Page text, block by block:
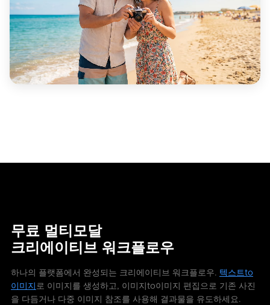
무료 멀티모달
크리에이티브 워크플로우
하나의 플랫폼에서 완성되는 크리에이티브 워크플로우. 텍스트to
이미지 로 이미지를 생성하고, 이미지to이미지 편집으로 기존 사진
을 다듬거나 다중 이미지 참조를 사용해 결과물을 유도하세요.